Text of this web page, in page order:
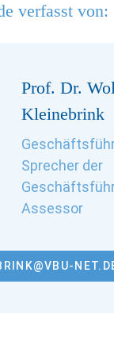
verfasst von:
Prof. Dr.
Kleinebrink
Sprecher der
Assessor